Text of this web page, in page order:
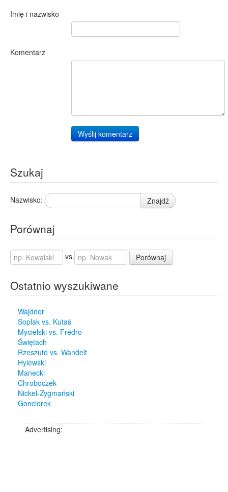
Imię i nazwisko
Komentarz
Wyślij komentarz
Szukaj
Nazwisko: Znajdź
Porównaj
vs. Porównaj
Ostatnio wyszukiwane
Wajdner
Soplak vs. Kutaś
Mycielski vs. Fredro
Świętach
Rzeszuto vs. Wandelt
Hylewski
Manecki
Chroboczek
Nickel-Zygmański
Gonciorek
Advertising: